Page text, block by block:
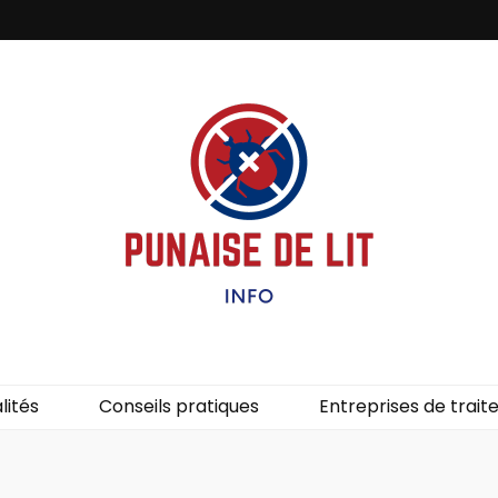
Conseils pratiques Entreprises de